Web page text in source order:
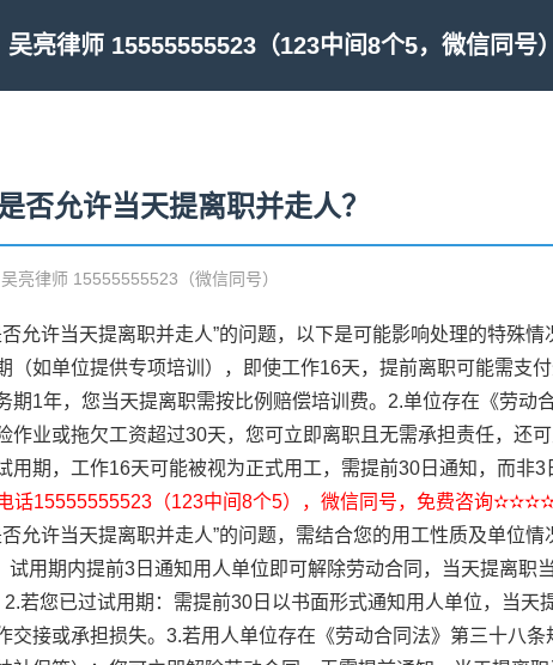
吴亮律师 15555555523（123中间8个5，微信同号
否允许当天提离职并走人？
亮律师 15555555523（微信同号）
允许当天提离职并走人”的问题，以下是可能影响处理的特殊
（如单位提供专项培训），即使工作16天，提前离职可能需支
期1年，您当天提离职需按比例赔偿培训费。2.单位存在《劳动
作业或拖欠工资超过30天，您可立即离职且无需承担责任，还
用期，工作16天可能被视为正式用工，需提前30日通知，而非3
15555555523（123中间8个5），微信同号，免费咨询
允许当天提离职并走人”的问题，需结合您的用工性质及单位
试用期内提前3日通知用人单位即可解除劳动合同，当天提离职
若您已过试用期：需提前30日以书面形式通知用人单位，当天
交接或承担损失。3.若用人单位存在《劳动合同法》第三十八